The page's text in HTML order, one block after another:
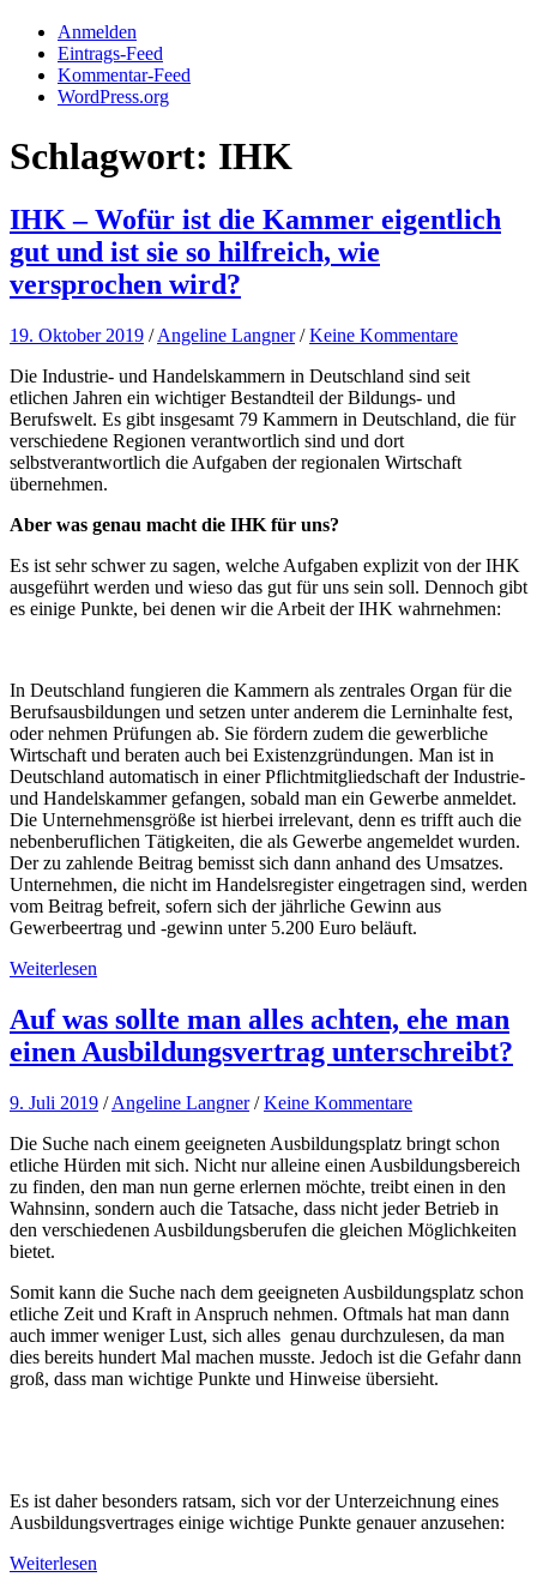
Anmelden
Eintrags-Feed
Kommentar-Feed
WordPress.org
Schlagwort: IHK
IHK – Wofür ist die Kammer eigentlich
gut und ist sie so hilfreich, wie
versprochen wird?
19. Oktober 2019 /Angeline Langner /Keine Kommentare
Die Industrie- und Handelskammern in Deutschland sind seit
etlichen Jahren ein wichtiger Bestandteil der Bildungs- und
Berufswelt. Es gibt insgesamt 79 Kammern in Deutschland, die für
verschiedene Regionen verantwortlich sind und dort
selbstverantwortlich die Aufgaben der regionalen Wirtschaft
übernehmen.
Aber was genau macht die IHK für uns?
Es ist sehr schwer zu sagen, welche Aufgaben explizit von der IHK
ausgeführt werden und wieso das gut für uns sein soll. Dennoch gibt
es einige Punkte, bei denen wir die Arbeit der IHK wahrnehmen:
In Deutschland fungieren die Kammern als zentrales Organ für die
Berufsausbildungen und setzen unter anderem die Lerninhalte fest,
oder nehmen Prüfungen ab. Sie fördern zudem die gewerbliche
Wirtschaft und beraten auch bei Existenzgründungen. Man ist in
Deutschland automatisch in einer Pflichtmitgliedschaft der Industrie-
und Handelskammer gefangen, sobald man ein Gewerbe anmeldet.
Die Unternehmensgröße ist hierbei irrelevant, denn es trifft auch die
nebenberuflichen Tätigkeiten, die als Gewerbe angemeldet wurden.
Der zu zahlende Beitrag bemisst sich dann anhand des Umsatzes.
Unternehmen, die nicht im Handelsregister eingetragen sind, werden
vom Beitrag befreit, sofern sich der jährliche Gewinn aus
Gewerbeertrag und -gewinn unter 5.200 Euro beläuft.
Weiterlesen
Auf was sollte man alles achten, ehe man
einen Ausbildungsvertrag unterschreibt?
9. Juli 2019 /Angeline Langner /Keine Kommentare
Die Suche nach einem geeigneten Ausbildungsplatz bringt schon
etliche Hürden mit sich. Nicht nur alleine einen Ausbildungsbereich
zu finden, den man nun gerne erlernen möchte, treibt einen in den
Wahnsinn, sondern auch die Tatsache, dass nicht jeder Betrieb in
den verschiedenen Ausbildungsberufen die gleichen Möglichkeiten
bietet.
Somit kann die Suche nach dem geeigneten Ausbildungsplatz schon
etliche Zeit und Kraft in Anspruch nehmen. Oftmals hat man dann
auch immer weniger Lust, sich alles genau durchzulesen, da man
dies bereits hundert Mal machen musste. Jedoch ist die Gefahr dann
groß, dass man wichtige Punkte und Hinweise übersieht.
Es ist daher besonders ratsam, sich vor der Unterzeichnung eines
Ausbildungsvertrages einige wichtige Punkte genauer anzusehen:
Weiterlesen